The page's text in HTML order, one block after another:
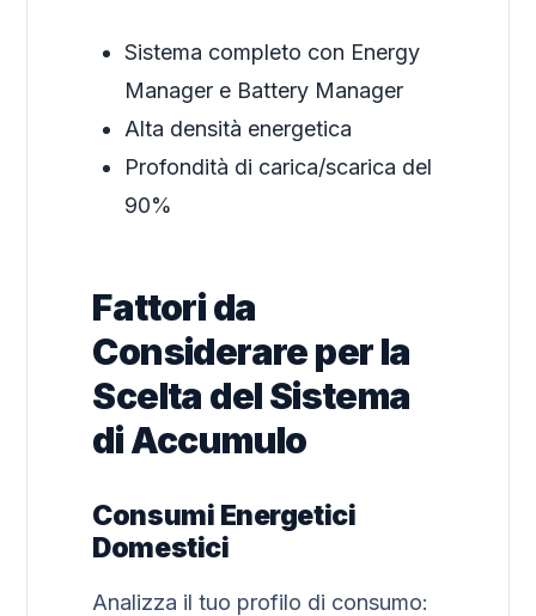
Sistema completo con Energy
Manager e Battery Manager
Alta densità energetica
Profondità di carica/scarica del
90%
Fattori da
Considerare per la
Scelta del Sistema
di Accumulo
Consumi Energetici
Domestici
Analizza il tuo profilo di consumo: